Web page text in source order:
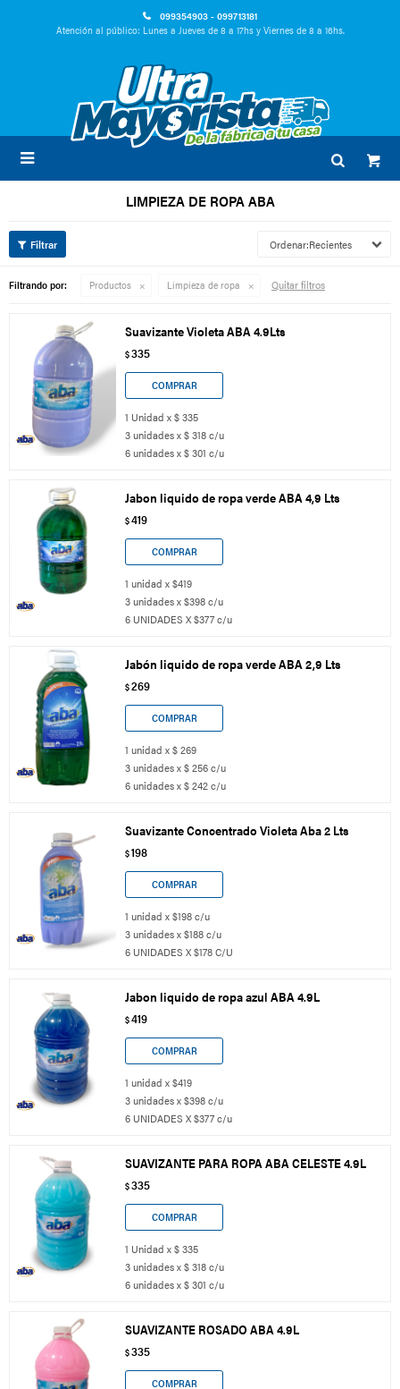
099354903 - 099713181
Atención al público: Lunes a Jueves de 8 a 17hs y Viernes de 8 a 16hs.

LIMPIEZA DE ROPA ABA
Recientes
Filtrando por: Productos Limpieza de ropa Quitar filtros
Suavizante Violeta ABA 4.9Lts
$335
1 Unidad x $ 335
3 unidades x $ 318 c/u
6 unidades x $ 301 c/u
Jabon liquido de ropa verde ABA 4,9 Lts
$419
1 unidad x $419
3 unidades x $398 c/u
6 UNIDADES X $377 c/u
Jabón liquido de ropa verde ABA 2,9 Lts
$269
1 unidad x $ 269
3 unidades x $ 256 c/u
6 unidades x $ 242 c/u
Suavizante Concentrado Violeta Aba 2 Lts
$198
1 unidad x $198 c/u
3 unidades x $188 c/u
6 UNIDADES X $178 C/U
Jabon liquido de ropa azul ABA 4.9L
$419
1 unidad x $419
3 unidades x $398 c/u
6 UNIDADES X $377 c/u
SUAVIZANTE PARA ROPA ABA CELESTE 4.9L
$335
1 Unidad x $ 335
3 unidades x $ 318 c/u
6 unidades x $ 301 c/u
SUAVIZANTE ROSADO ABA 4.9L
$335